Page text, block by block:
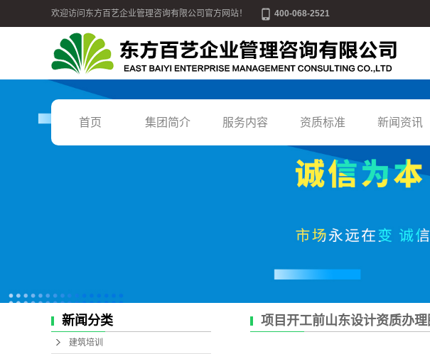
欢迎访问东方百艺企业管理咨询有限公司官方网站！ 400-068-2521
首页 集团简介 服务内容
房地产开发资质
国家能源局资质
工程监理造价资质
资质标准 新闻资讯
新闻分类
建筑培训
项目开工前山东设计资质办